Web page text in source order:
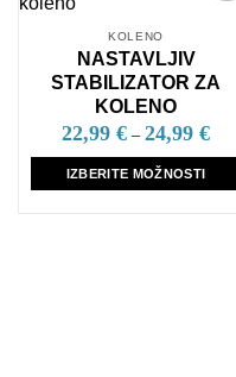
seznam
KOLENO
NASTAVLJIV
STABILIZATOR ZA
KOLENO
22,99 € – 24,99 €
IZBERITE MOŽNOSTI